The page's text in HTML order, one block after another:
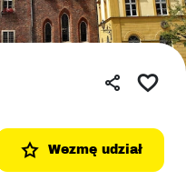
Wezmę udział